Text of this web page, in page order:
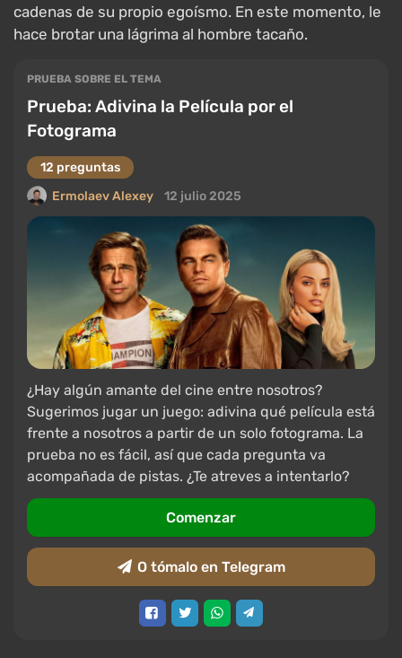
cadenas de su propio egoísmo. En este momento, le
hace brotar una lágrima al hombre tacaño.
PRUEBA SOBRE EL TEMA
Prueba: Adivina la Película por el
Fotograma
12 preguntas
Ermolaev Alexey
12 julio 2025
¿Hay algún amante del cine entre nosotros?
Sugerimos jugar un juego: adivina qué película está
frente a nosotros a partir de un solo fotograma. La
prueba no es fácil, así que cada pregunta va
acompañada de pistas. ¿Te atreves a intentarlo?
Comenzar
O tómalo en Telegram